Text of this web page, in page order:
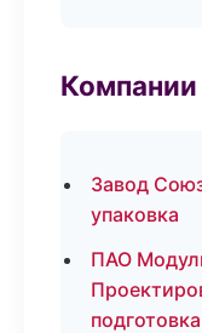
Компании
Завод
упаковка
ПАО
подготовка